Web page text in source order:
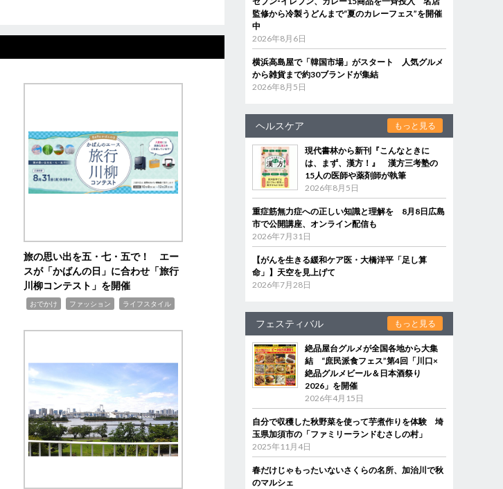
旅の思い出を五・七・五で！ エー
スが「かばんの日」に合わせ「旅行
川柳コンテスト」を開催
おでかけ ファッション ライフスタイル
監修から冷製うどんまで“夏のカレーフェス”を開催
中
2026年8月6日
横浜高島屋で「韓国市場」がスタート 人気グルメ
から雑貨まで約30ブランドが集結
2026年8月5日
ヘルスケア もっと見る
現代書林から新刊『こんなときに
は、まず、漢方！』 漢方三考塾の
15人の医師や薬剤師が執筆
2026年8月5日
重症筋無力症への正しい知識と理解を 8月8日広島
市で公開講座、オンライン配信も
2026年7月31日
【がんを生きる緩和ケア医・大橋洋平「足し算
命」】天空を見上げて
2026年7月28日
フェスティバル もっと見る
絶品屋台グルメが全国各地から大集
結 “庶民派食フェス”第4回「川口×
絶品グルメビール＆日本酒祭り
2026」を開催
2026年4月15日
自分で収穫した秋野菜を使って芋煮作りを体験 埼
玉県加須市の「ファミリーランドむさしの村」
2025年11月4日
春だけじゃもったいないさくらの名所、加治川で秋
のマルシェ